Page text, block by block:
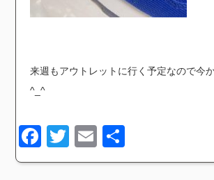
来週もアウトレットに行く予定なので今
^_^
Facebook
TwitterEmail
有